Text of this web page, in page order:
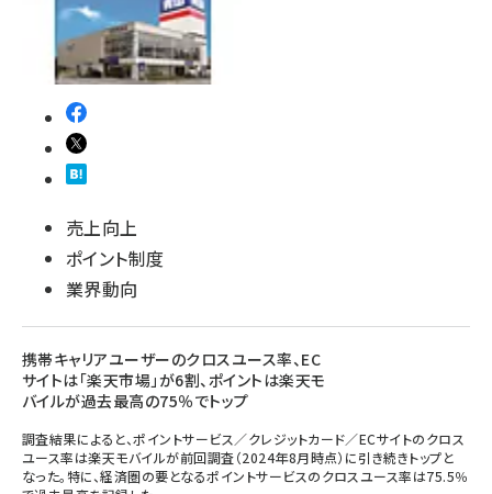
売上向上
ポイント制度
業界動向
携帯キャリアユーザーのクロスユース率、EC
サイトは「楽天市場」が6割、ポイントは楽天モ
バイルが過去最高の75％でトップ
調査結果によると、ポイントサービス／クレジットカード／ECサイトのクロス
ユース率は楽天モバイルが前回調査（2024年8月時点）に引き続きトップと
なった。特に、経済圏の要となるポイントサービスのクロスユース率は75.5％